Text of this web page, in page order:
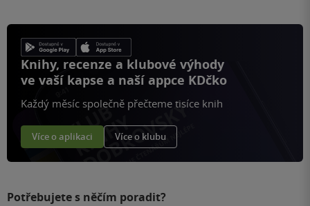
Knihy, recenze a klubové výhody
ve vaší kapse a naší appce KDčko
Každý měsíc společně přečteme tisíce knih
Více o aplikaci Více o klubu
Potřebujete s něčím poradit?